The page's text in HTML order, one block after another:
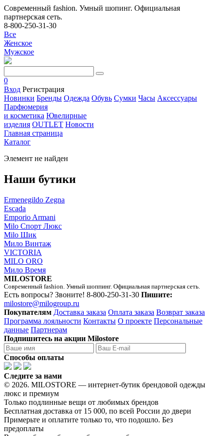
Современный fashion. Умный шопинг. Официальная
партнерская сеть.
8-800-250-31-30
Все
Женское
Мужское
0
Вход Регистрация
Новинки Бренды Одежда Обувь Сумки Часы Аксессуары
Парфюмерия
и косметика Ювелирные
изделия OUTLET Новости
Главная страница
Каталог
Элемент не найден
Наши бутики
Ermenegildo Zegna
Escada
Emporio Armani
Milo Спорт Люкс
Milo Шик
Мило Винтаж
VICTORIA
MILO ORO
Мило Время
MILOSTORE
Современный fashion. Умный шоппинг. Официальная партнерская сеть.
Есть вопросы? Звоните! 8-800-250-31-30 Пишите:
milostore@milogroup.ru
Покупателям Доставка заказа Оплата заказа Возврат заказа
Программа лояльности Контакты О проекте Персональные
данные Партнерам
Подпишитесь на акции Milostore
Способы оплаты
Следите за нами
© 2026. MILOSTORE — интернет-бутик брендовой одежды
люкс и премиум
Только подлинные вещи от любимых брендов
Бесплатная доставка от 15 000, по всей России до двери
Примерьте и оплатите только то, что подошло. Без
предоплаты